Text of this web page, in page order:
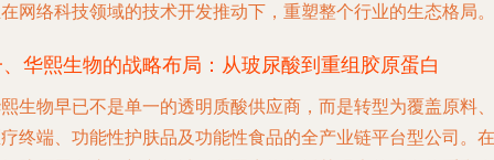
网络科技领域的技术开发推动下，重塑整个行业的生态格局。
华熙生物的战略布局：从玻尿酸到重组胶原蛋白
生物早已不是单一的透明质酸供应商，而是转型为覆盖原料、
终端、功能性护肤品及功能性食品的全产业链平台型公司。在